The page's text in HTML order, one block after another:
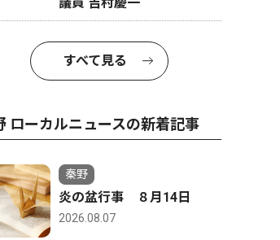
2026.07.31
戦制しコメッツ優勝 な
ん旗争奪野球大会
秦野
すべて見る
ローカルニュースの新着記事
秦野
炎の盆行事 ８月14日
2026.08.07